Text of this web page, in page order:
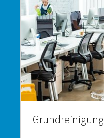
Grundreinigung